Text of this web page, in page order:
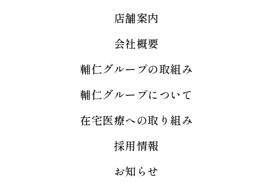
店舗案内
会社概要
輔仁グループの取組み
輔仁グループについて
在宅医療への取り組み
採用情報
お知らせ